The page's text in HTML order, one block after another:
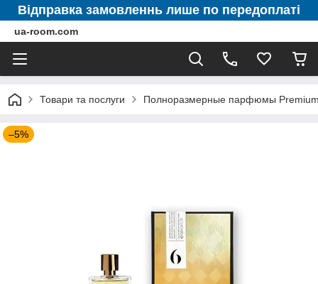
Відправка замовленнь лише по передоплаті
ua-room.com
Товари та послуги Полноразмерные парфюмы Premium
–5%